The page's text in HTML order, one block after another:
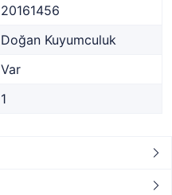
20161456
Doğan Kuyumculuk
Var
1